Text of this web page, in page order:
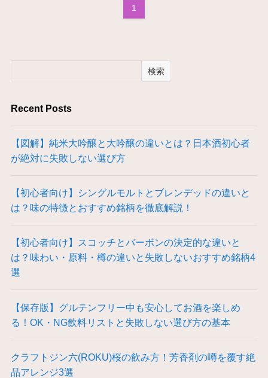
1
検索
Recent Posts
【図解】純米大吟醸と大吟醸の違いとは？日本酒初心者
が絶対に失敗しない選び方
【初心者向け】シングルモルトとブレンデッドの違いと
は？味の特徴とおすすめ銘柄を徹底解説！
【初心者向け】スコッチとバーボンの決定的な違いと
は？味わい・原料・樽の違いと失敗しないおすすめ銘柄4
選
【保存版】グルテンフリー中も安心してお酒を楽しめ
る！OK・NG飲料リストと失敗しない選び方の基本
クラフトジン六(ROKU)桜の飲み方！芳香剤の噂を覆す絶
品アレンジ3選